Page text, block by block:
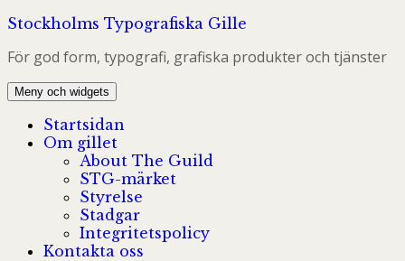
Hoppa
innehåll
Stockholms Typografiska Gille
För god form, typografi, grafiska produkter och tjänster
Meny och widgets
Startsidan
Om gillet
About The Guild
STG-märket
Styrelse
Stadgar
Integritetspolicy
Kontakta oss